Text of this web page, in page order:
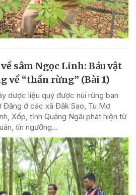
sâm Ngọc Linh: Báu vật
về “thần rừng” (Bài 1)
dược liệu quý được núi rừng ban
Đăng ở các xã Đăk Sao, Tu Mơ
Xốp, tỉnh Quảng Ngãi phát hiện từ
tín ngưỡng...